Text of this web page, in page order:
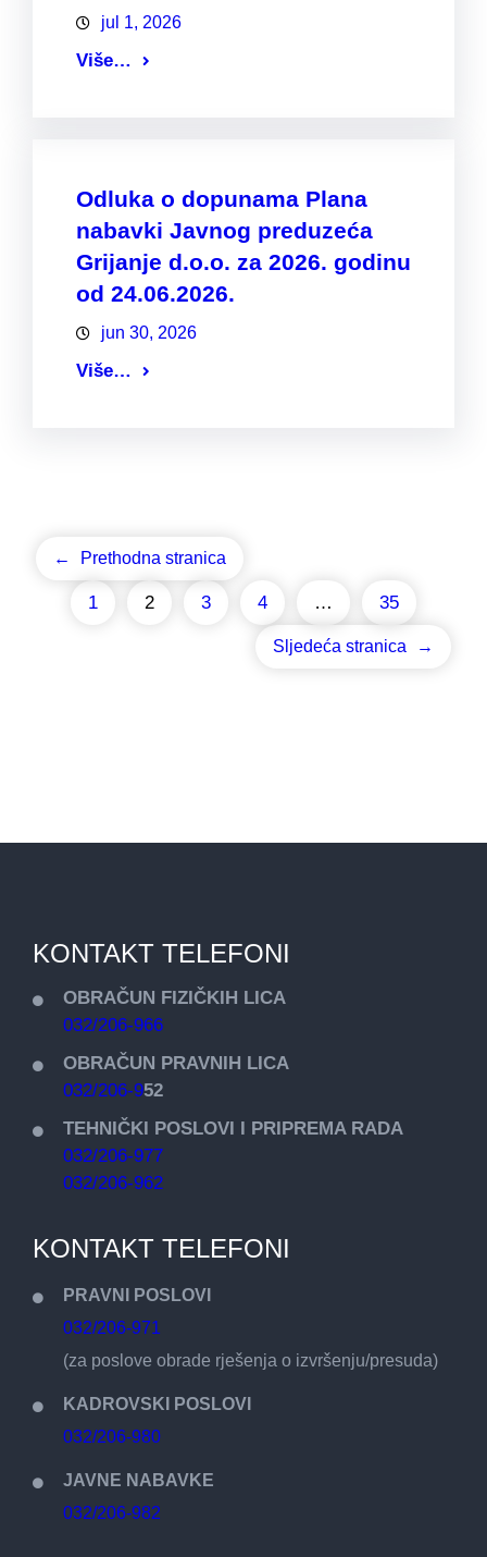
jul 1, 2026
Više…
Odluka o dopunama Plana
nabavki Javnog preduzeća
Grijanje d.o.o. za 2026. godinu
od 24.06.2026.
jun 30, 2026
Više…
← Prethodna stranica
1 2 3 4 … 35
Sljedeća stranica →
KONTAKT TELEFONI
OBRAČUN FIZIČKIH LICA
032/206-966
OBRAČUN PRAVNIH LICA
032/206-952
TEHNIČKI POSLOVI I PRIPREMA RADA
032/206-977
032/206-962
KONTAKT TELEFONI
PRAVNI POSLOVI
032/206-971
(za poslove obrade rješenja o izvršenju/presuda)
KADROVSKI POSLOVI
032/206-980
JAVNE NABAVKE
032/206-982